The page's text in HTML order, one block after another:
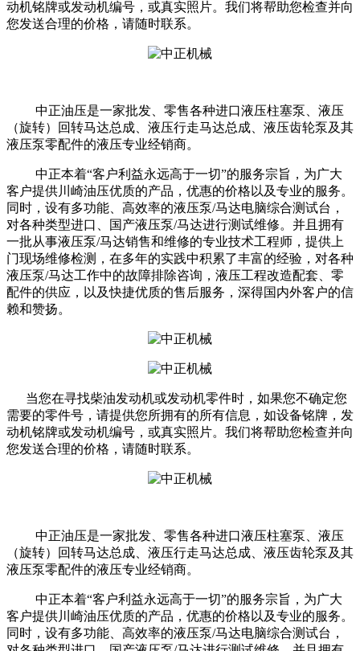
动机铭牌或发动机编号，或真实照片。我们将帮助您检查并向
您发送合理的价格，请随时联系。
中正油压是一家批发、零售各种进口液压柱塞泵、液压
（旋转）回转马达总成、液压行走马达总成、液压齿轮泵及其
液压泵零配件的液压专业经销商。
中正本着“客户利益永远高于一切”的服务宗旨，为广大
客户提供川崎油压优质的产品，优惠的价格以及专业的服务。
同时，设有多功能、高效率的液压泵/马达电脑综合测试台，
对各种类型进口、国产液压泵/马达进行测试维修。并且拥有
一批从事液压泵/马达销售和维修的专业技术工程师，提供上
门现场维修检测，在多年的实践中积累了丰富的经验，对各种
液压泵/马达工作中的故障排除咨询，液压工程改造配套、零
配件的供应，以及快捷优质的售后服务，深得国内外客户的信
赖和赞扬。
当您在寻找柴油发动机或发动机零件时，如果您不确定您
需要的零件号，请提供您所拥有的所有信息，如设备铭牌，发
动机铭牌或发动机编号，或真实照片。我们将帮助您检查并向
您发送合理的价格，请随时联系。
中正油压是一家批发、零售各种进口液压柱塞泵、液压
（旋转）回转马达总成、液压行走马达总成、液压齿轮泵及其
液压泵零配件的液压专业经销商。
中正本着“客户利益永远高于一切”的服务宗旨，为广大
客户提供川崎油压优质的产品，优惠的价格以及专业的服务。
同时，设有多功能、高效率的液压泵/马达电脑综合测试台，